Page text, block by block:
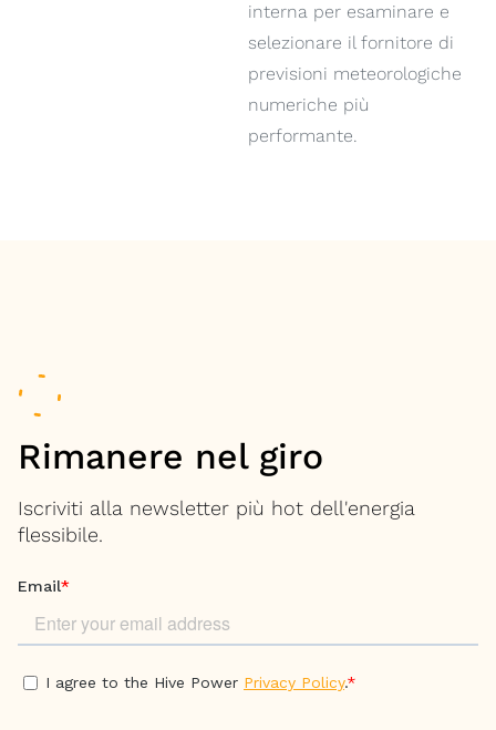
interna per esaminare e
selezionare il fornitore di
previsioni meteorologiche
numeriche più
performante.
Rimanere nel giro
Iscriviti alla newsletter più hot dell'energia
flessibile.